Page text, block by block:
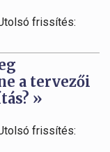
frissítés:
a tervezői
»
frissítés: